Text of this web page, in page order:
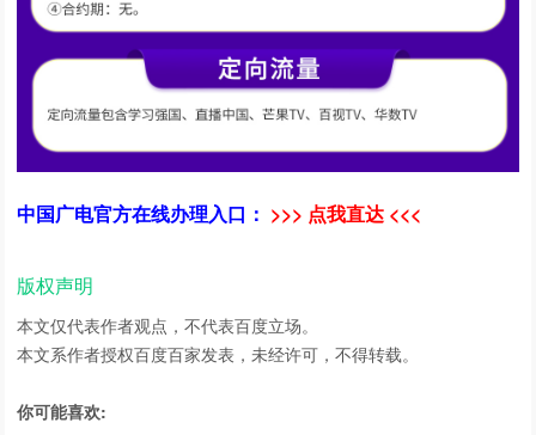
中国广电官方在线办理入口： >>> 点我直达 <<<
版权声明
本文仅代表作者观点，不代表百度立场。
本文系作者授权百度百家发表，未经许可，不得转载。
你可能喜欢: